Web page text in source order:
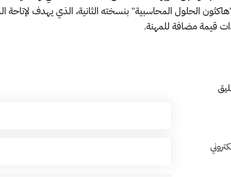
"هاكثون الحلول المحاسبية" بنسخته الثانية، الذي يهدف لإتاحة
قيمة مضافة للمهنة.​